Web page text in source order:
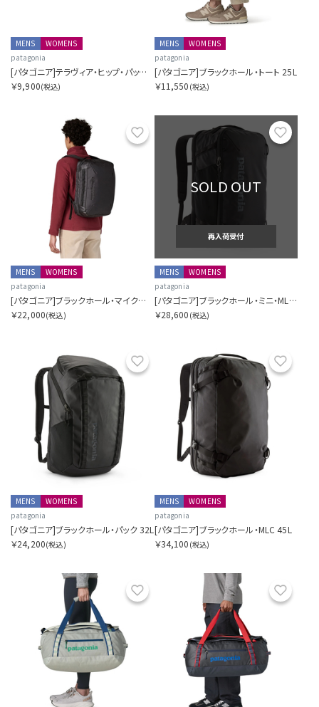
MENS
WOMENS
patagonia
[パタゴニア]テラヴィア・ヒップ・パック 4L
￥9,900(税込)
MENS
WOMENS
patagonia
[パタゴニア]ブラックホール・トート 25L
￥11,550 (税込)
お気に入り
MENS
WOMENS
patagonia
[パタゴニア]ブラックホール・マイクロ・MLC 22L
￥22,000(税込)
SOLD OUT
再入荷受付
MENS
WOMENS
patagonia
[パタゴニア]ブラックホール・ミニ・MLC 30L
￥28,600 (税込)
お気に入り
MENS
WOMENS
patagonia
[パタゴニア]ブラックホール・パック 32L
￥24,200(税込)
MENS
WOMENS
patagonia
[パタゴニア]ブラックホール・MLC 45L
￥34,100 (税込)
お気に入り